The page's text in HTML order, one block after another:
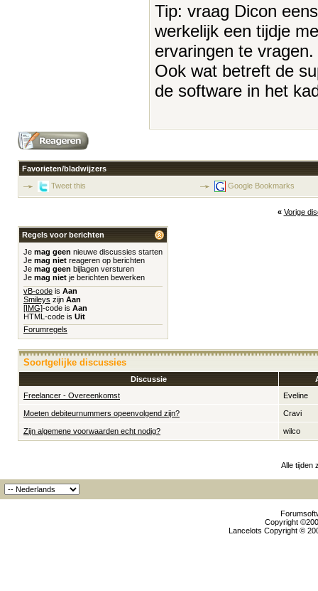
Tip: vraag Dicon
werkelijk een tijdje
ervaringen te
Ook wat betreft de
de software in het
Favorieten/bladwijzers
Tweet this
Google Bookmarks
« Vorige
Regels voor berichten
Je mag geen nieuwe discussies starten
Je mag niet reageren op berichten
Je mag geen bijlagen versturen
Je mag niet je berichten bewerken
vB-code is Aan
Smileys zijn Aan
[IMG]-code is Aan
HTML-code is Uit
Forumregels
Soortgelijke discussies
Discussie
Freelancer - Overeenkomst
Eveline
Moeten debiteurnummers opeenvolgend zijn? Cravi
Zijn algemene voorwaarden echt nodig? wilco
Alle tijden
Copyright
Lancelots Copyright ©